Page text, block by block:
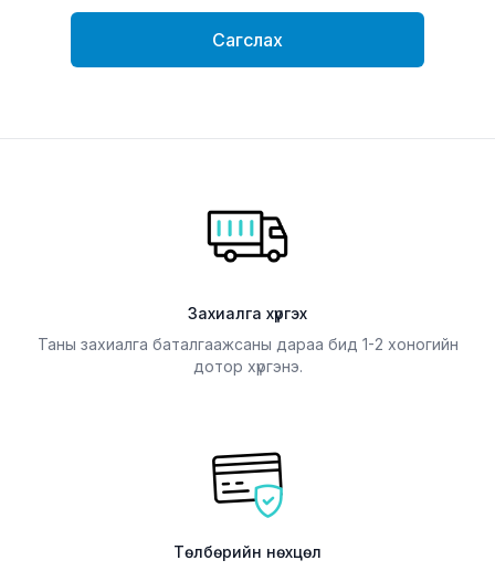
Сагслах
Захиалга хүргэх
Таны захиалга баталгаажсаны дараа бид 1-2 хоногийн
дотор хүргэнэ.
Төлбөрийн нөхцөл